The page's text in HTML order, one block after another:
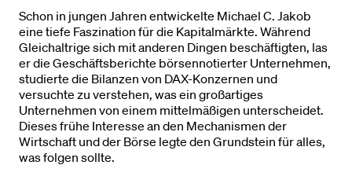
Schon in jungen Jahren entwickelte Michael C. Jakob
eine tiefe Faszination für die Kapitalmärkte. Während
Gleichaltrige sich mit anderen Dingen beschäftigten, las
er die Geschäftsberichte börsennotierter Unternehmen,
studierte die Bilanzen von DAX-Konzernen und
versuchte zu verstehen, was ein großartiges
Unternehmen von einem mittelmäßigen unterscheidet.
Dieses frühe Interesse an den Mechanismen der
Wirtschaft und der Börse legte den Grundstein für alles,
was folgen sollte.